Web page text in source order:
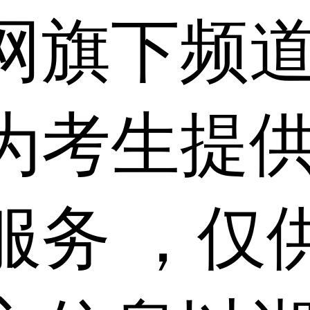
旗下频
考生提
务 ，仅